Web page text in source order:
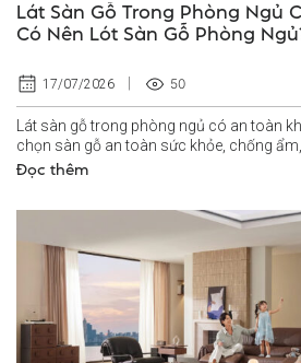
Lát Sàn Gỗ Trong Phòng Ngủ
Có Nên Lót Sàn Gỗ Phòng
17/07/2026 50
Lát sàn gỗ trong phòng ngủ có an toàn
chọn sàn gỗ an toàn sức khỏe, chống
không...
Đọc thêm